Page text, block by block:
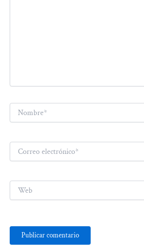
Correo
electrónico*
Web